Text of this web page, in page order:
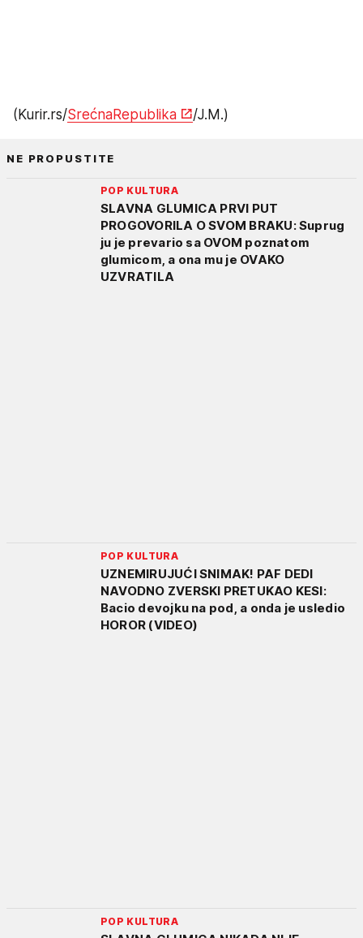
(Kurir.rs/SrećnaRepublika /J.M.)
NE PROPUSTITE
POP KULTURA
SLAVNA GLUMICA PRVI PUT
PROGOVORILA O SVOM BRAKU: Suprug
ju je prevario sa OVOM poznatom
glumicom, a ona mu je OVAKO
UZVRATILA
POP KULTURA
UZNEMIRUJUĆI SNIMAK! PAF DEDI
NAVODNO ZVERSKI PRETUKAO KESI:
Bacio devojku na pod, a onda je usledio
HOROR (VIDEO)
POP KULTURA